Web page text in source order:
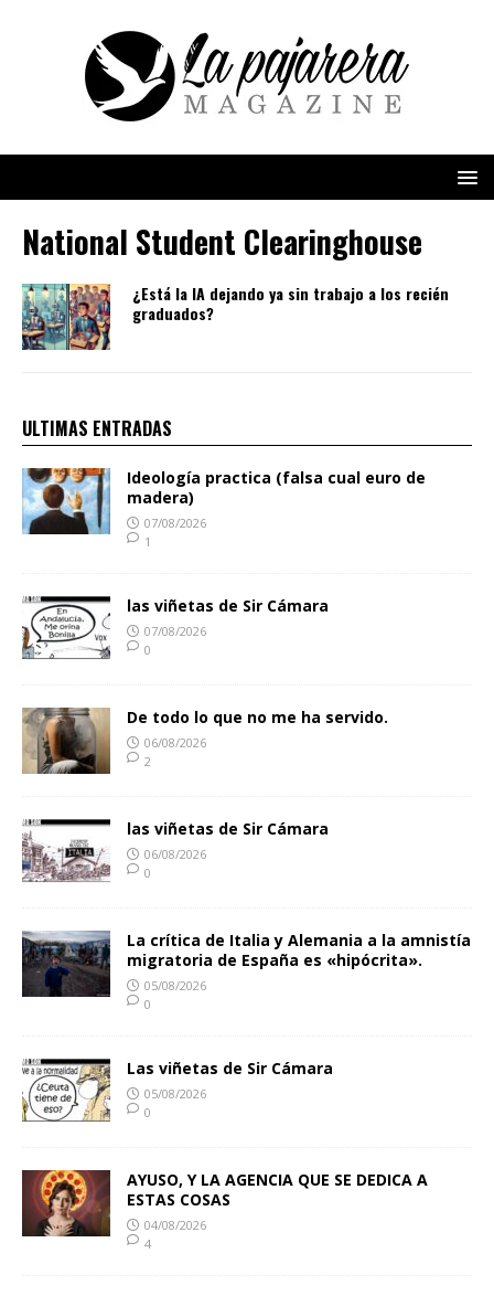
National Student Clearinghouse
¿Está la IA dejando ya sin trabajo a los recién
graduados?
ULTIMAS ENTRADAS
Ideología practica (falsa cual euro de
madera)
07/08/2026
1
las viñetas de Sir Cámara
07/08/2026
0
De todo lo que no me ha servido.
06/08/2026
2
las viñetas de Sir Cámara
06/08/2026
0
La crítica de Italia y Alemania a la amnistía
migratoria de España es «hipócrita».
05/08/2026
0
Las viñetas de Sir Cámara
05/08/2026
0
AYUSO, Y LA AGENCIA QUE SE DEDICA A
ESTAS COSAS
04/08/2026
4